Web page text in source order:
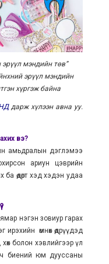
эрүүл мэндийн төв”
эрүүл мэндийн
хүргэж байна
дарж хүлээн авна уу.
вэ?
амьдралын дэглэмээ
ариун цэврийн
өдөрт хэд хэдэн удаа
нэгэн зовиур гарах
өмнөх өдрүүдэд
болон хэвлийгээр үл
биений юм дууссаны